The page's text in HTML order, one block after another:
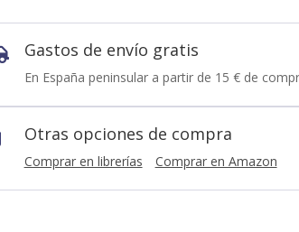
Gastos de envío gratis
En España peninsular a partir de 15 € de
Otras opciones de compra
Comprar en librerías Comprar en Amazon